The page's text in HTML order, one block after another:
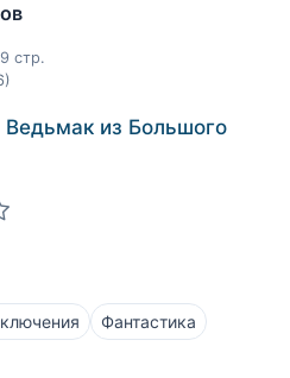
стр.
из Большого
Фантастика